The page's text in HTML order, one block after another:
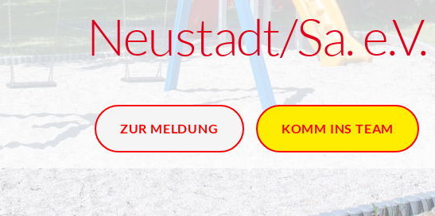
Neustadt/Sa. e.V.
ZUR MELDUNG KOMM INS TEAM